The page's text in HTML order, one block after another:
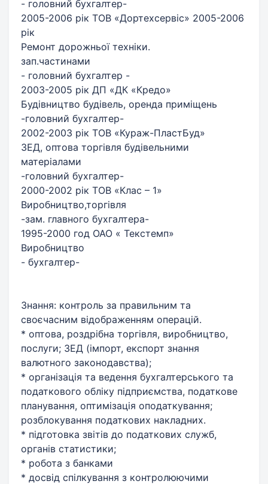
- головний бухгалтер-
2005-2006 рік ТОВ «Дортехсервіс» 2005-2006
рік
Ремонт дорожньої техніки.
зап.частинами
- головний бухгалтер -
2003-2005 рік ДП «ДК «Кредо»
Будівництво будівель, оренда приміщень
-головний бухгалтер-
2002-2003 рік ТОВ «Кураж-ПластБуд»
ЗЕД, оптова торгівля будівельними
матеріалами
-головний бухгалтер-
2000-2002 рік ТОВ «Клас – 1»
Виробництво,торгівля
-зам. главного бухгалтера-
1995-2000 год ОАО « Текстемп»
Виробництво
- бухгалтер-
Знання: контроль за правильним та
своєчасним відображенням операцій.
* оптова, роздрібна торгівля, виробництво,
послуги; ЗЕД (імпорт, експорт знання
валютного законодавства);
* організація та ведення бухгалтерського та
податкового обліку підприємства, податкове
планування, оптимізація оподаткування;
розблокування податкових накладних.
* підготовка звітів до податкових служб,
органів статистики;
* робота з банками
* досвід спілкування з контролюючими